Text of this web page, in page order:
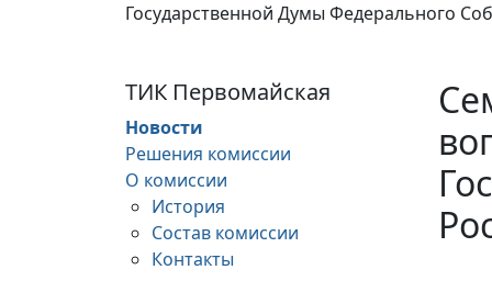
Государственной Думы Федерального
ТИК Первомайская
Новости
Решения комиссии
О комиссии
История
Состав комиссии
Контакты